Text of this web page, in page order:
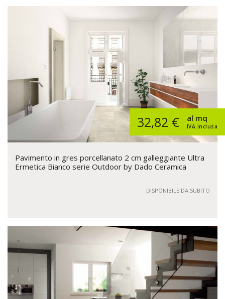
32,82 € IVA inclusa
al mq
Pavimento in gres porcellanato 2 cm galleggiante Ultra
Ermetica Bianco serie Outdoor by Dado Ceramica
DISPONIBILE DA SUBITO